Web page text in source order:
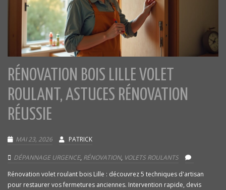
RÉNOVATION BOIS LILLE VOLET
ROULANT, ASTUCES RÉNOVATION
RÉUSSIE
MAI 23, 2026 PATRICK
DÉPANNAGE URGENCE, RÉNOVATION, VOLETS ROULANTS
Rénovation volet roulant bois Lille : découvrez 5 techniques d'artisan
pour restaurer vos fermetures anciennes. Intervention rapide, devis